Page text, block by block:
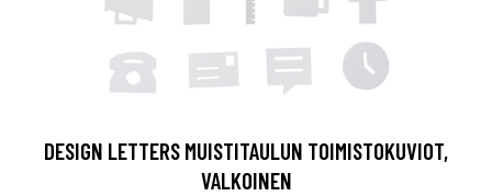
DESIGN LETTERS MUISTITAULUN TOIMISTOKUVIOT,
VALKOINEN